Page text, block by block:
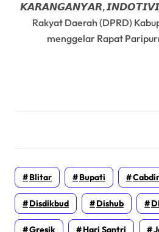
𝙆𝘼𝙍𝘼𝙉𝙂𝘼𝙉𝙔𝘼𝙍, 𝙄𝙉𝘿𝙊𝙏𝙄𝙑𝙄, – Dewan Perwakilan
Rakyat Daerah (DPRD)
menggelar Rapat
Blitar Bupati
Disdikbud Dishub
Gresik Hari Santri